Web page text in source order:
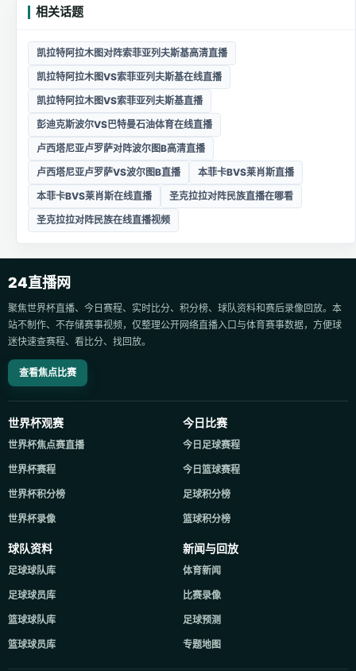
相关话题
凯拉特阿拉木图对阵索菲亚列夫斯基高清直播
凯拉特阿拉木图VS索菲亚列夫斯基在线直播
凯拉特阿拉木图VS索菲亚列夫斯基直播
彭迪克斯波尔VS巴特曼石油体育在线直播
卢西塔尼亚卢罗萨对阵波尔图B高清直播
卢西塔尼亚卢罗萨VS波尔图B直播
本菲卡BVS莱肖斯直播
本菲卡BVS莱肖斯在线直播
圣克拉拉对阵民族直播在哪看
圣克拉拉对阵民族在线直播视频
24直播网
聚焦世界杯直播、今日赛程、实时比分、积分榜、球队资料和赛后录像回放。本
站不制作、不存储赛事视频，仅整理公开网络直播入口与体育赛事数据，方便球
迷快速查赛程、看比分、找回放。
查看焦点比赛
世界杯观赛
世界杯焦点赛直播
世界杯赛程
世界杯积分榜
世界杯录像
今日比赛
今日足球赛程
今日篮球赛程
足球积分榜
篮球积分榜
球队资料
足球球队库
足球球员库
篮球球队库
篮球球员库
新闻与回放
体育新闻
比赛录像
足球预测
专题地图